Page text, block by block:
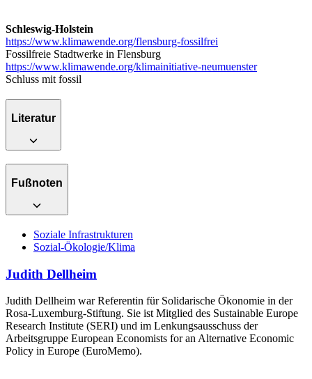
Schleswig-Holstein
https://www.klimawende.org/flensburg-fossilfrei
Fossilfreie Stadtwerke in Flensburg
https://www.klimawende.org/klimainitiative-neumuenster
Schluss mit fossil
Literatur
Fußnoten
Soziale Infrastrukturen
Sozial-Ökologie/Klima
Judith Dellheim
Judith Dellheim war Referentin für Solidarische Ökonomie in der
Rosa-Luxemburg-Stiftung. Sie ist Mitglied des Sustainable Europe
Research Institute (SERI) und im Lenkungsausschuss der
Arbeitsgruppe European Economists for an Alternative Economic
Policy in Europe (EuroMemo).